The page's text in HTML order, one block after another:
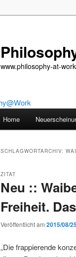
www.philosophy-at-
Home
SCHLAGWORTARCHIV:
Neu ::
Freiheit.
ZITAT
Veröffentlicht am 2015/08/
„Die frappierende